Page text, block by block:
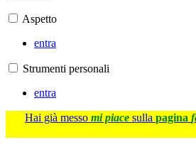
Aspetto
entra
Strumenti personali
entra
Hai già messo mi piace sulla pagina